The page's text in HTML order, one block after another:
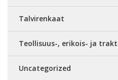
Talvirenkaat
Teollisuus-, erikois- ja
Uncategorized